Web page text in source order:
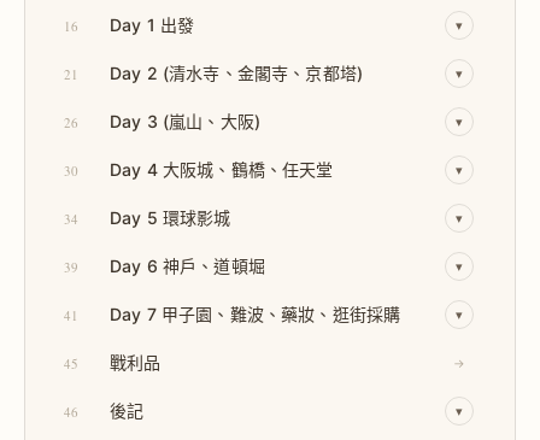
16 Day 1 出發 ▾
21 Day 2 (清水寺、金閣寺、京都塔) ▾
26 Day 3 (嵐山、大阪) ▾
30 Day 4 大阪城、鶴橋、任天堂 ▾
34 Day 5 環球影城 ▾
39 Day 6 神戶、道頓堀 ▾
41 Day 7 甲子園、難波、藥妝、逛街採購 ▾
45 戰利品 →
46 後記 ▾